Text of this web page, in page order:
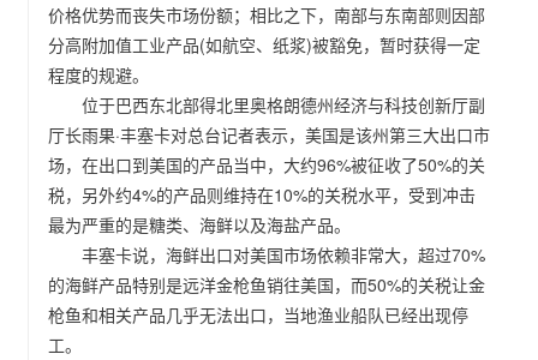
价格优势而丧失市场份额；相比之下，南部与东南部则因部
分高附加值工业产品(如航空、纸浆)被豁免，暂时获得一定
程度的规避。
位于巴西东北部得北里奥格朗德州经济与科技创新厅副
厅长雨果·丰塞卡对总台记者表示，美国是该州第三大出口市
场，在出口到美国的产品当中，大约96%被征收了50%的关
税，另外约4%的产品则维持在10%的关税水平，受到冲击
最为严重的是糖类、海鲜以及海盐产品。
丰塞卡说，海鲜出口对美国市场依赖非常大，超过70%
的海鲜产品特别是远洋金枪鱼销往美国，而50%的关税让金
枪鱼和相关产品几乎无法出口，当地渔业船队已经出现停
工。